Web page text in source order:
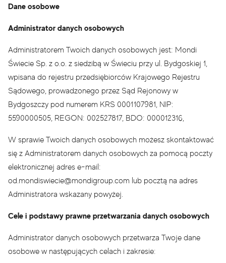
Dane osobowe
Administrator danych osobowych
Administratorem Twoich danych osobowych jest: Mondi
Świecie Sp. z o.o. z siedzibą w Świeciu przy ul. Bydgoskiej 1,
wpisana do rejestru przedsiębiorców Krajowego Rejestru
Sądowego, prowadzonego przez Sąd Rejonowy w
Bydgoszczy pod numerem KRS 0001107981, NIP:
5590000505, REGON: 002527817, BDO: 000012316,
W sprawie Twoich danych osobowych możesz skontaktować
się z Administratorem danych osobowych za pomocą poczty
elektronicznej adres e-mail:
od.mondiswiecie@mondigroup.com lub pocztą na adres
Administratora wskazany powyżej.
Cele i podstawy prawne przetwarzania danych osobowych
Administrator danych osobowych przetwarza Twoje dane
osobowe w następujących celach i zakresie: